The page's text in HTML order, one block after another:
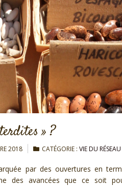
» ?
2018 CATÉGORIE : VIE DU RÉSEAU
par des ouvertures en
des avancées que ce soit